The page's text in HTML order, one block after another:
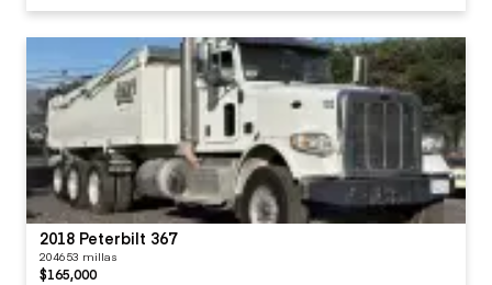
2018 Peterbilt 367
204653 millas
$165,000